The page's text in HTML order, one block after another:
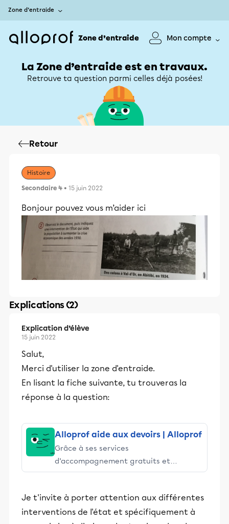
Zone d’entraide
Zone d’entraide Mon compte
La Zone d’entraide est en travaux.
Retrouve ta question parmi celles déjà posées!
Retour
Histoire
Secondaire 4 • 15 juin 2022
Bonjour pouvez vous m’aider ici
Explications (2)
Explication d’élève
15 juin 2022
Salut,
Merci d'utiliser la zone d'entraide.
En lisant la fiche suivante, tu trouveras la
réponse à la question:
Alloprof aide aux devoirs | Alloprof
Grâce à ses services
d’accompagnement gratuits et
stimulants, Alloprof engage les élèves
éducative.
Je t'invite à porter attention aux différentes
interventions de l'état et spécifiquement à